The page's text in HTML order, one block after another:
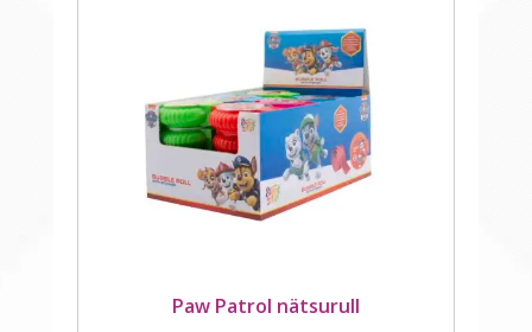
Paw Patrol nätsurull